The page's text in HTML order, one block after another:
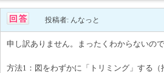
投稿者: んなっと
申し訳ありません。まったくわからないの
方法1：図をわずかに「トリミング」する（